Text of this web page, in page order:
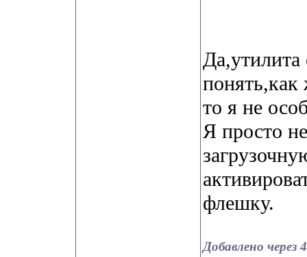
Да,утилита
понять,как
то я не
Я просто
флешку.
Добавлено через